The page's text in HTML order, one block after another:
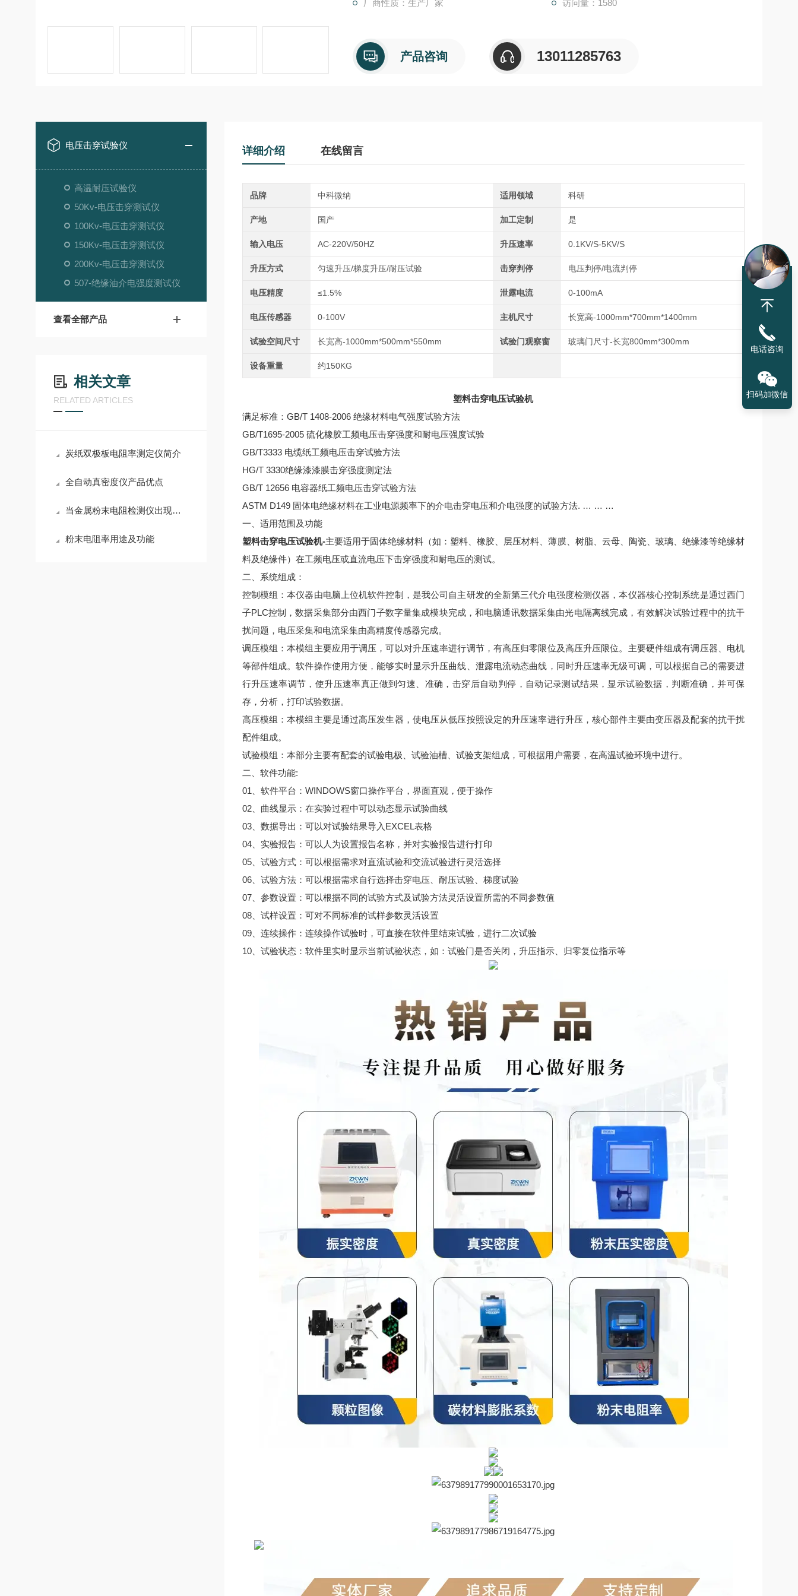
厂商性质：生产厂家 访问量：1580
产品咨询 13011285763
电压击穿试验仪
高温耐压试验仪
50Kv-电压击穿测试仪
100Kv-电压击穿测试仪
150Kv-电压击穿测试仪
200Kv-电压击穿测试仪
507-绝缘油介电强度测试仪
查看全部产品
相关文章
RELATED ARTICLES
炭纸双极板电阻率测定仪简介
全自动真密度仪产品优点
当金属粉末电阻检测仪出现故障时，可以按照以下步骤进行检修
粉末电阻率用途及功能
详细介绍 在线留言
品牌 中科微纳 适用领域 科研
产地 国产 加工定制 是
输入电压 AC-220V/50HZ 升压速率 0.1KV/S-5KV/S
升压方式 匀速升压/梯度升压/耐压试验 击穿判停 电压判停/电流判停
电压精度 ≤1.5% 泄露电流 0-100mA
电压传感器 0-100V 主机尺寸 长宽高-1000mm*700mm*1400mm
试验空间尺寸 长宽高-1000mm*500mm*550mm 试验门观察窗 玻璃门尺寸-长宽800mm*300mm
设备重量 约150KG
塑料击穿电压试验机
满足标准：GB/T 1408-2006 绝缘材料电气强度试验方法
GB/T1695-2005 硫化橡胶工频电压击穿强度和耐电压强度试验
GB/T3333 电缆纸工频电压击穿试验方法
HG/T 3330绝缘漆漆膜击穿强度测定法
GB/T 12656 电容器纸工频电压击穿试验方法
ASTM D149 固体电绝缘材料在工业电源频率下的介电击穿电压和介电强度的试验方法. … … …
一、适用范围及功能
塑料击穿电压试验机-主要适用于固体绝缘材料（如：塑料、橡胶、层压材料、薄膜、树脂、云母、陶瓷、玻璃、绝缘漆等绝缘材
料及绝缘件）在工频电压或直流电压下击穿强度和耐电压的测试。
二、系统组成：
控制模组：本仪器由电脑上位机软件控制，是我公司自主研发的全新第三代介电强度检测仪器，本仪器核心控制系统是通过西门
子PLC控制，数据采集部分由西门子数字量集成模块完成，和电脑通讯数据采集由光电隔离线完成，有效解决试验过程中的抗干
扰问题，电压采集和电流采集由高精度传感器完成。
调压模组：本模组主要应用于调压，可以对升压速率进行调节，有高压归零限位及高压升压限位。主要硬件组成有调压器、电机
等部件组成。软件操作使用方便，能够实时显示升压曲线、泄露电流动态曲线，同时升压速率无级可调，可以根据自己的需要进
行升压速率调节，使升压速率真正做到匀速、准确，击穿后自动判停，自动记录测试结果，显示试验数据，判断准确，并可保
存，分析，打印试验数据。
高压模组：本模组主要是通过高压发生器，使电压从低压按照设定的升压速率进行升压，核心部件主要由变压器及配套的抗干扰
配件组成。
试验模组：本部分主要有配套的试验电极、试验油槽、试验支架组成，可根据用户需要，在高温试验环境中进行。
二、软件功能:
01、软件平台：WINDOWS窗口操作平台，界面直观，便于操作
02、曲线显示：在实验过程中可以动态显示试验曲线
03、数据导出：可以对试验结果导入EXCEL表格
04、实验报告：可以人为设置报告名称，并对实验报告进行打印
05、试验方式：可以根据需求对直流试验和交流试验进行灵活选择
06、试验方法：可以根据需求自行选择击穿电压、耐压试验、梯度试验
07、参数设置：可以根据不同的试验方式及试验方法灵活设置所需的不同参数值
08、试样设置：可对不同标准的试样参数灵活设置
09、连续操作：连续操作试验时，可直接在软件里结束试验，进行二次试验
10、试验状态：软件里实时显示当前试验状态，如：试验门是否关闭，升压指示、归零复位指示等
电话咨询
扫码加微信